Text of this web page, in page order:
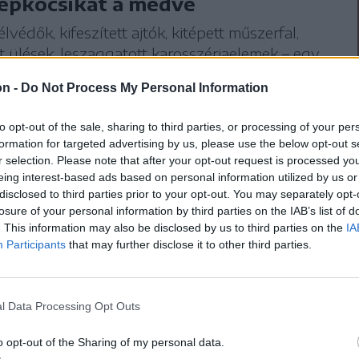
- Do Not Process My Personal Information
opt-out of the sale, sharing to third parties, or processing of your
for targeted advertising by us, please use the below opt-out
selection. Please note that after your opt-out request is processed
interest-based ads based on personal information utilized by us
to third parties prior to your opt-out. You may separately
of your personal information by third parties on the IAB’s list of
This information may also be disclosed by us to third parties on the
Participants that may further disclose it to other third parties.
Data Processing Opt Outs
opt-out of the Sharing of my personal data.
kifeszített ajtók, kitépett műszerfal,
ülések, leszaggatott karosszériaelemek – egy
a zetelaki gát környékén.
közlekedni a Sikaszó irányába haladó
138B jelzésű megyei utakon, hiszen
a nagyvadak. A medvék jelenlétét mi
olvasónktól kapott felvétel.